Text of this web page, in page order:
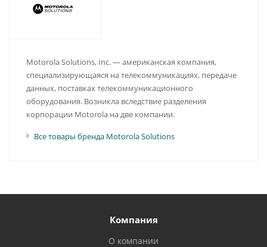
Motorola Solutions, Inc. — американская компания,
специализирующаяся на телекоммуникациях, передаче
данных, поставках телекоммуникационного
оборудования. Возникла вследствие разделения
корпорации Motorola на две компании.
Все товары бренда Motorola Solutions
Компания
О компании